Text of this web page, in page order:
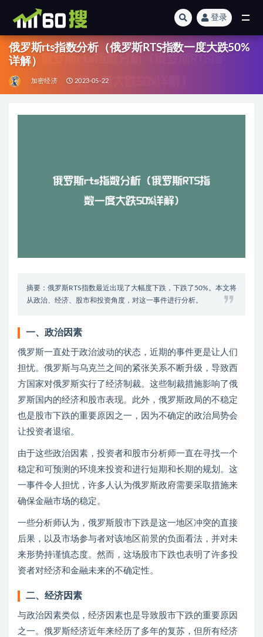
登录
俄罗斯rts指数分析（俄罗斯RTS指数一度大跌50%
详解）
加密经济 2023-05-22
摘要：俄罗斯RTS指数最近出现了大幅度下跌，下跌了50%。本文将
从政治、经济、股市和投资角度，对这一事件进行分析。
一、政治因素
俄罗斯一直处于政治波动的状态，近期的事件更是让人们
担忧。俄罗斯与乌克兰之间的紧张关系不断升级，导致西
方国家对俄罗斯实行了经济制裁。这些制裁措施影响了俄
罗斯国内的经济和股市表现。此外，俄罗斯政局的不稳定
也是股市下跌的重要原因之一，因为不确定的政治局势会
让投资者退缩。
由于这些政治因素，投资者和股市分析师一直在寻找一个
稳定和可预测的环境来投资和进行短期和长期的规划。这
一事件令人担忧，许多人认为俄罗斯政府需要采取措施来
确保金融市场的稳定。
一些分析师认为，俄罗斯股市下跌是这一地区冲突的直接
后果，以及市场参与者对该地区前景的负面看法，并对未
来形势持谨慎态度。然而，这场股市下跌也表明了许多投
资者对经济和金融未来的不确定性。
二、经济因素
与政治因素类似，经济因素也是导致股市下跌的重要原因
之一。俄罗斯经济近年来经历了多年的复苏，但所有经济